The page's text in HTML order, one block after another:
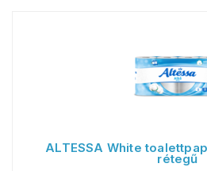
ALTESSA White
rétegű